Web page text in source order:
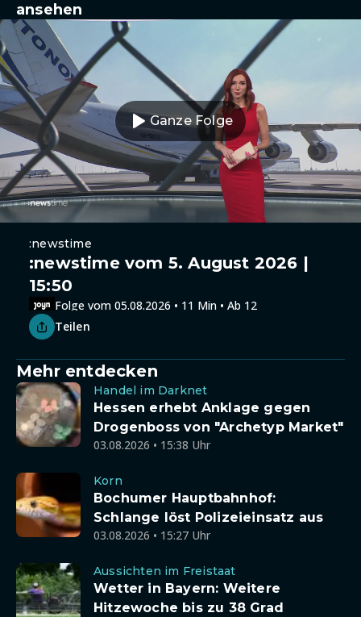
ansehen
Ganze Folge
:newstime
:newstime vom 5. August 2026 |
15:50
Folge vom 05.08.2026 • 11 Min • Ab 12
Teilen
Mehr entdecken
Handel im Darknet
Hessen erhebt Anklage gegen
Drogenboss von "Archetyp Market"
03.08.2026 • 15:38 Uhr
Korn
Bochumer Hauptbahnhof:
Schlange löst Polizeieinsatz aus
03.08.2026 • 15:27 Uhr
Aussichten im Freistaat
Wetter in Bayern: Weitere
Hitzewoche bis zu 38 Grad